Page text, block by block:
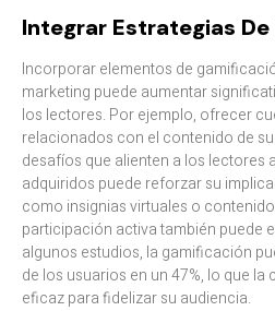
Integrar Estrategias
Incorporar elementos de
marketing puede aumentar
los lectores. Por ejemplo, ofrecer
relacionados con el contenido de
desafíos que alienten a los lectores
adquiridos puede reforzar su
como insignias virtuales o
participación activa también puede
algunos estudios, la gamificación
de los usuarios en un 47%, lo que
eficaz para fidelizar su audiencia.